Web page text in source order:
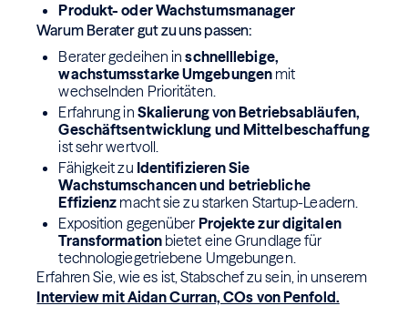
Produkt- oder Wachstumsmanager
Warum Berater gut zu uns passen:
Berater gedeihen inschnelllebige,
wachstumsstarke Umgebungen mit
wechselnden Prioritäten.
Erfahrung in Skalierung von Betriebsabläufen,
Geschäftsentwicklung und Mittelbeschaffung
ist sehr wertvoll.
Fähigkeit zu Identifizieren Sie
Wachstumschancen und betriebliche
Effizienz macht sie zu starken Startup-Leadern.
Exposition gegenüber Projekte zur digitalen
Transformationbietet eine Grundlage für
technologiegetriebene Umgebungen.
Erfahren Sie, wie es ist, Stabschef zu sein, in unserem
Interview mit Aidan Curran, COs von Penfold.